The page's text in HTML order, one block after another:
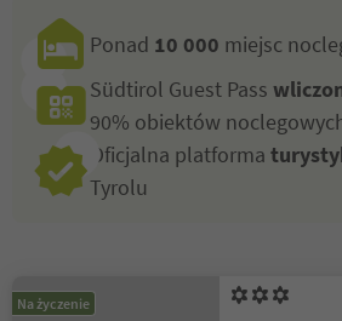
Ponad 10 000 miejsc
Südtirol Guest Pass
90% obiektów
Oficjalna platforma
Tyrolu
Na życzenie